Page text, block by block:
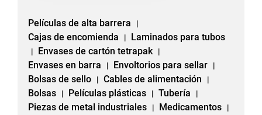
Películas de alta barrera |
Cajas de encomienda | Laminados para tubos
| Envases de cartón tetrapak |
Envases en barra | Envoltorios para sellar |
Bolsas de sello | Cables de alimentación |
Bolsas | Películas plásticas | Tubería |
Piezas de metal industriales | Medicamentos |